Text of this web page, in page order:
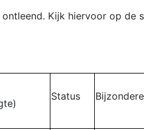
Kijk hiervoor op
Status